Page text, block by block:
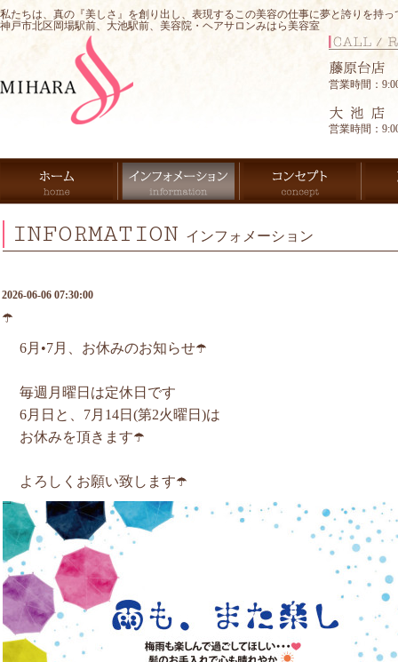
私たちは、真の『美しさ』を創り出し、表現するこの美容の仕事に夢と誇りを持
神戸市北区岡場駅前、大池駅前、美容院・ヘアサロンみはら美容室
営業時間：
営業時間：
INFORMATION インフォメーション
2026-06-06 07:30:00
☂️
6月•7月、お休みのお知らせ☂️
毎週月曜日は定休日です
6月日と、7月14日(第2火曜日)は
お休みを頂きます☂️
よろしくお願い致します☂️